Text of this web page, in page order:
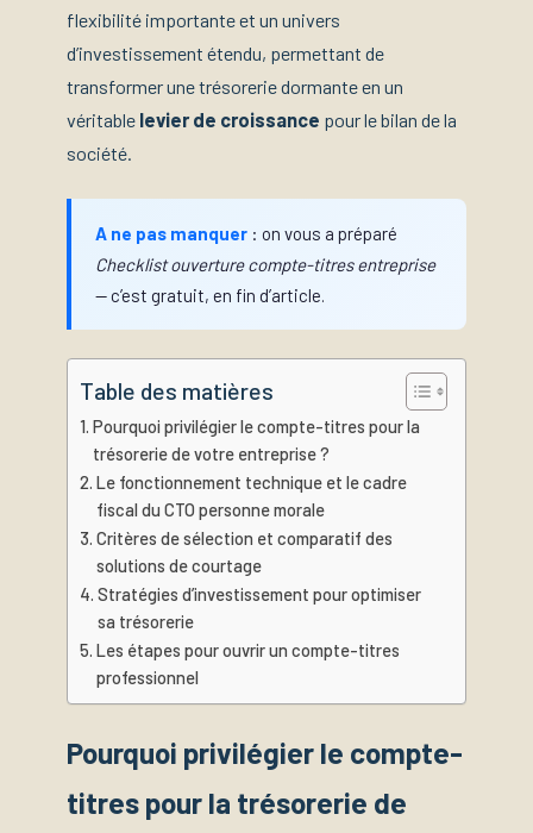
flexibilité importante et un univers
d’investissement étendu, permettant de
transformer une trésorerie dormante en un
véritable levier de croissance pour le bilan de la
société.
A ne pas manquer : on vous a préparé
Checklist ouverture compte-titres entreprise
— c’est gratuit, en fin d’article.
Table des matières
Pourquoi privilégier le compte-titres pour la
trésorerie de votre entreprise ?
Le fonctionnement technique et le cadre
fiscal du CTO personne morale
Critères de sélection et comparatif des
solutions de courtage
Stratégies d’investissement pour optimiser
sa trésorerie
Les étapes pour ouvrir un compte-titres
professionnel
Pourquoi privilégier le compte-
titres pour la trésorerie de